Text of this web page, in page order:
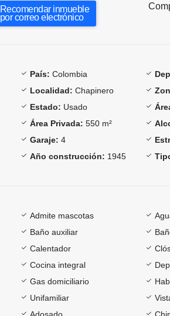
Recomendar inmueble
por correo electrónico
País: Colombia
Localidad: Chapinero
Estado: Usado
Área Privada: 550 m²
Garaje: 4
Año construcción: 1945
Admite mascotas
Baño auxiliar
Calentador
Cocina integral
Gas domiciliario
Unifamiliar
Adosado